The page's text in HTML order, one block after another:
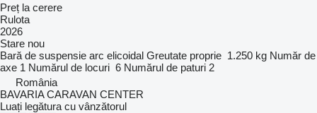
Preț la cerere
Rulota
2026
Stare nou
Bară de suspensie arc elicoidal Greutate proprie 1.250 kg Număr de
axe 1 Numărul de locuri 6 Numărul de paturi 2
România
BAVARIA CARAVAN CENTER
Luați legătura cu vânzătorul